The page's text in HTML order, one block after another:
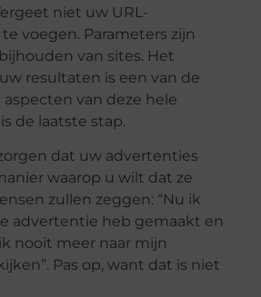
niet uw URL-
voegen. Parameters zijn
van sites. Het
resultaten is een van de
van deze hele
de laatste stap.
dat uw advertenties
waarop u wilt dat ze
zullen zeggen: “Nu ik
advertentie heb gemaakt en
nooit meer naar mijn
Pas op, want dat is niet